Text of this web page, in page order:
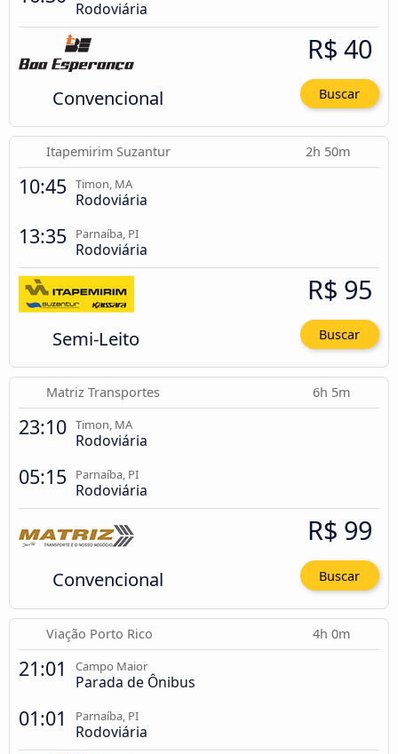
Rodoviária
Convencional
R$ 40
Buscar
Itapemirim Suzantur 2h 50m
10:45 Timon, MA
Rodoviária
13:35 Parnaíba, PI
Rodoviária
Semi-Leito
R$ 95
Buscar
Matriz Transportes 6h 5m
23:10 Timon, MA
Rodoviária
05:15 Parnaíba, PI
Rodoviária
Convencional
R$ 99
Buscar
Viação Porto Rico 4h 0m
21:01 Campo Maior
Parada de Ônibus
01:01 Parnaíba, PI
Rodoviária